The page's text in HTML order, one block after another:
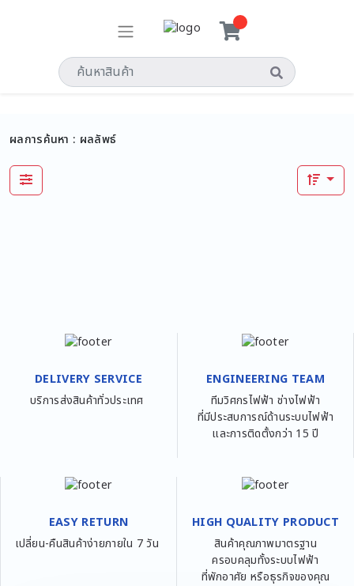
ผลการค้นหา : ผลลัพธ์
DELIVERY SERVICE
บริการส่งสินค้าทั่วประเทศ
ENGINEERING TEAM
ทีมวิศกรไฟฟ้า ช่างไฟฟ้า
ที่มีประสบการณ์ด้านระบบไฟฟ้า
และการติดตั้งกว่า 15 ปี
EASY RETURN
เปลี่ยน-คืนสินค้าง่ายภายใน 7 วัน
HIGH QUALITY PRODUCT
สินค้าคุณภาพมาตรฐาน
ครอบคลุมทั้งระบบไฟฟ้า
ที่พักอาศัย หรือธุรกิจของคุณ